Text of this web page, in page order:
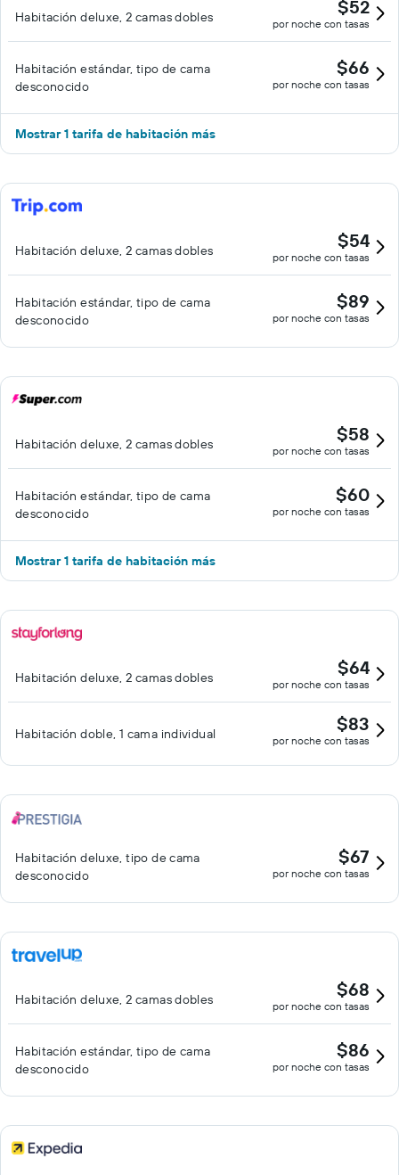
Habitación deluxe, 2 camas dobles $52
por noche con tasas
Habitación estándar, tipo de cama
desconocido
$66
por noche con tasas
Mostrar 1 tarifa de habitación más
Habitación deluxe, 2 camas dobles $54
por noche con tasas
Habitación estándar, tipo de cama
desconocido
$89
por noche con tasas
Habitación deluxe, 2 camas dobles $58
por noche con tasas
Habitación estándar, tipo de cama
desconocido
$60
por noche con tasas
Mostrar 1 tarifa de habitación más
Habitación deluxe, 2 camas dobles $64
por noche con tasas
Habitación doble, 1 cama individual $83
por noche con tasas
Habitación deluxe, tipo de cama
desconocido
$67
por noche con tasas
Habitación deluxe, 2 camas dobles $68
por noche con tasas
Habitación estándar, tipo de cama
desconocido
$86
por noche con tasas